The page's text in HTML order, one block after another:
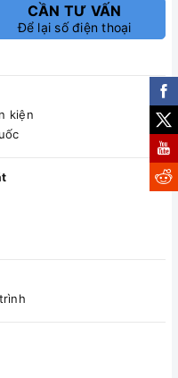
CẦN TƯ VẤN
Để lại số điện thoại
kiện